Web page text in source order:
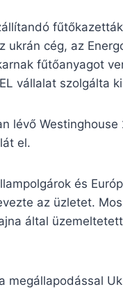
ukrán cég, az
fűtőanyagot
vállalat szolgálta
lévő
el.
és
az üzletet.
által
megállapodással